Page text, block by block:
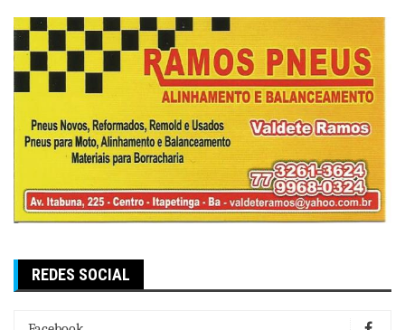
REDES SOCIAL